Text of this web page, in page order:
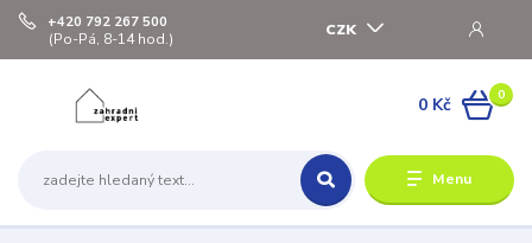
Menu
CZK
+420 792 267 500
(Po-Pá, 8-14 hod.)
0
0 Kč